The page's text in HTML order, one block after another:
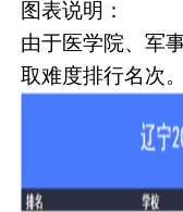
图表说明：
由于医学院、军
取难度排行名次。